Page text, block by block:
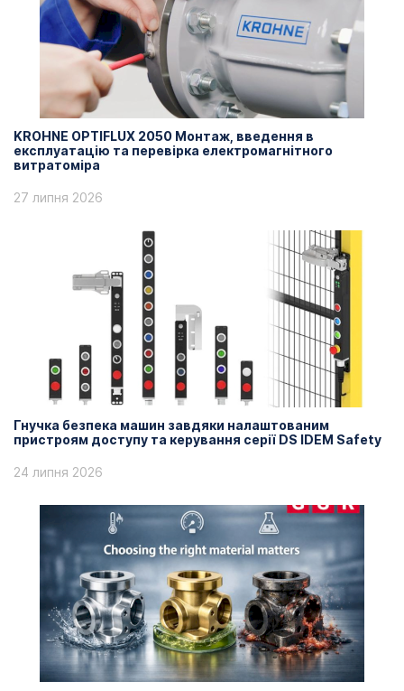
KROHNE OPTIFLUX 2050 Монтаж, введення в
експлуатацію та перевірка електромагнітного
витратоміра
27 липня 2026
Гнучка безпека машин завдяки налаштованим
пристроям доступу та керування серії DS IDEM Safety
24 липня 2026